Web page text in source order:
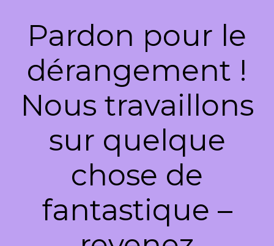
Pardon pour le
dérangement !
Nous travaillons
sur quelque
chose de
fantastique –